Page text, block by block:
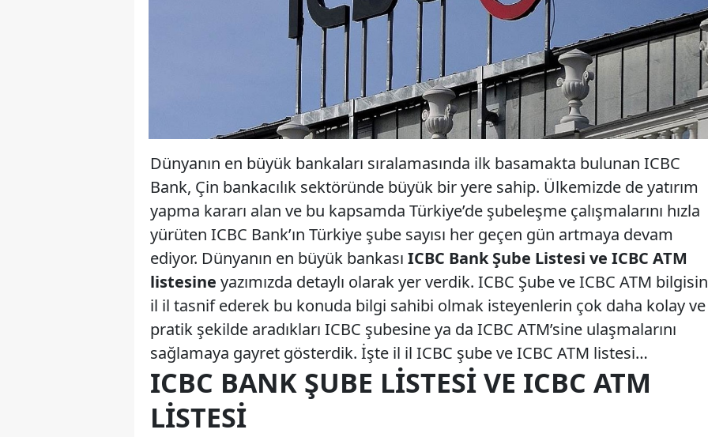
Dünyanın en büyük bankaları sıralamasında ilk basamakta bulunan ICBC
Bank, Çin bankacılık sektöründe büyük bir yere sahip. Ülkemizde de yatırım
yapma kararı alan ve bu kapsamda Türkiye’de şubeleşme çalışmalarını hızla
yürüten ICBC Bank’ın Türkiye şube sayısı her geçen gün artmaya devam
ediyor. Dünyanın en büyük bankası ICBC Bank Şube Listesi ve ICBC ATM
listesine yazımızda detaylı olarak yer verdik. ICBC Şube ve ICBC ATM
il il tasnif ederek bu konuda bilgi sahibi olmak isteyenlerin çok daha kolay ve
pratik şekilde aradıkları ICBC şubesine ya da ICBC ATM’sine ulaşmalarını
sağlamaya gayret gösterdik. İşte il il ICBC şube ve ICBC ATM listesi…
ICBC BANK ŞUBE LISTESI VE ICBC ATM
LISTESI